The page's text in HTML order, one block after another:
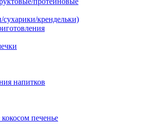
крендельки)
напитков
печенье